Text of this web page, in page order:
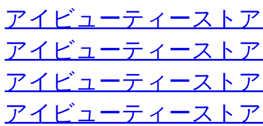
アイビューティースト
アイビューティースト
アイビューティースト
アイビューティースト